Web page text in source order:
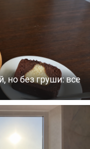
но без груши: все